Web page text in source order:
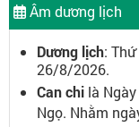
Âm dương lịch
Dương lịch:
26/8/2026.
Can chi là
Ngọ. Nhằm